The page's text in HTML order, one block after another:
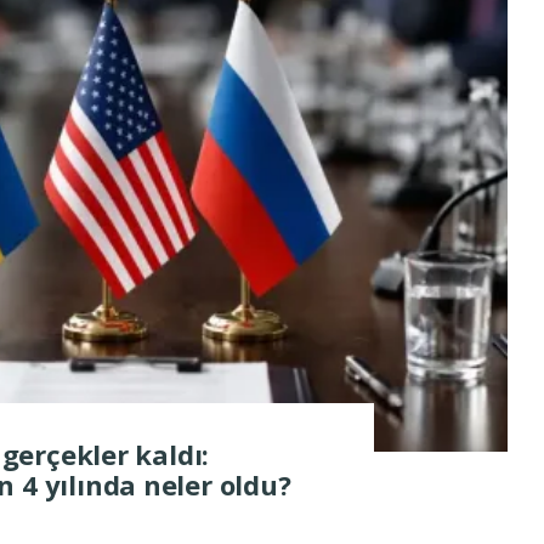
kaldı:
4 yılında neler oldu?